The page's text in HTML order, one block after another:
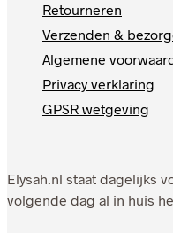
Retourneren
Verzenden &
Algemene
Privacy verklaring
GPSR wetgeving
Elysah.nl staat dagelijks
volgende dag al in huis